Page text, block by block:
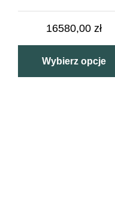
16580,00 zł
Wybierz opcje